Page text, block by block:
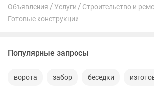
Объявления Услуги
Строительство и
Готовые конструкции
Популярные запросы
ворота забор беседки